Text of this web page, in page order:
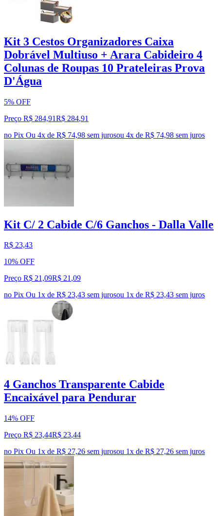
Kit 3 Cestos Organizadores Caixa
Dobrável Multiuso + Arara Cabideiro 4
Colunas de Roupas 10 Prateleiras Prova
D'Água
5% OFF
Preço R$ 284,91R$ 284,91
no Pix Ou 4x de R$ 74,98 sem jurosou 4x de R$ 74,98 sem juros
Kit C/ 2 Cabide C/6 Ganchos - Dalla Valle
R$ 23,43
10% OFF
Preço R$ 21,09R$ 21,09
no Pix Ou 1x de R$ 23,43 sem jurosou 1x de R$ 23,43 sem juros
4 Ganchos Transparente Cabide
Encaixável para Pendurar
14% OFF
Preço R$ 23,44R$ 23,44
no Pix Ou 1x de R$ 27,26 sem jurosou 1x de R$ 27,26 sem juros